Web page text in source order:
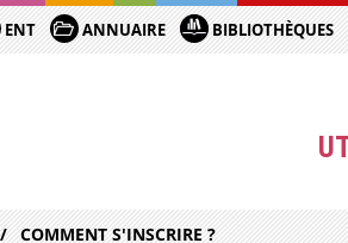
ENT ANNUAIRE BIBLIOTHÈQUES
COMMENT S'INSCRIRE ?